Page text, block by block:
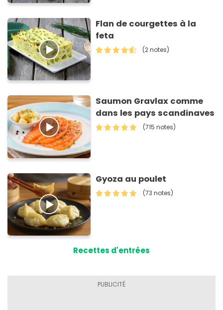
Flan de courgettes à la
feta
(2 notes)
Saumon Gravlax comme
dans les pays scandinaves
(715 notes)
Gyoza au poulet
(73 notes)
Recettes d'entrées